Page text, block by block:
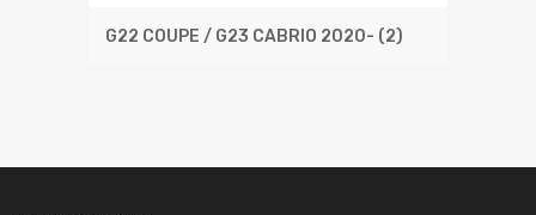
G22 COUPE / G23 CABRIO 2020- (2)